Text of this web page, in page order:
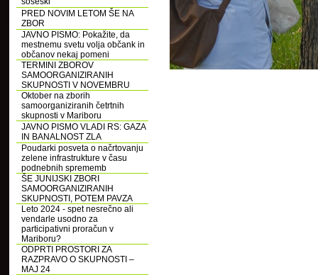
PRED NOVIM LETOM ŠE NA
ZBOR
JAVNO PISMO: Pokažite, da
mestnemu svetu volja občank in
občanov nekaj pomeni
TERMINI ZBOROV
SAMOORGANIZIRANIH
SKUPNOSTI V NOVEMBRU
Oktober na zborih
samoorganiziranih četrtnih
skupnosti v Mariboru
JAVNO PISMO VLADI RS: GAZA
IN BANALNOST ZLA
Poudarki posveta o načrtovanju
zelene infrastrukture v času
podnebnih sprememb
ŠE JUNIJSKI ZBORI
SAMOORGANIZIRANIH
SKUPNOSTI, POTEM PAVZA
Leto 2024 - spet nesrečno ali
vendarle usodno za
participativni proračun v
Mariboru?
ODPRTI PROSTORI ZA
RAZPRAVO O SKUPNOSTI –
MAJ 24